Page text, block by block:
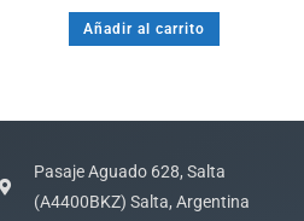
Añadir al carrito
Pasaje Aguado 628, Salta
(A4400BKZ) Salta, Argentina